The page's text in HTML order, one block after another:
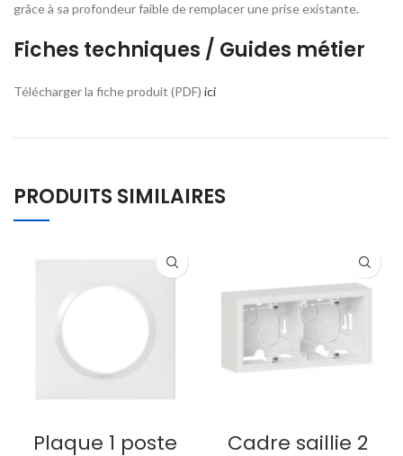
grâce à sa profondeur faible de remplacer une prise existante.
Fiches techniques / Guides métier
Télécharger la fiche produit (PDF) ici
PRODUITS SIMILAIRES
Plaque 1 poste Cadre saillie 2